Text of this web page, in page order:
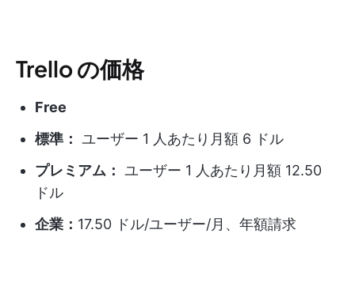
Trello の価格
Free
標準： ユーザー 1 人あたり月額 6 ドル
プレミアム： ユーザー 1 人あたり月額 12.50
ドル
企業： 17.50 ドル/ユーザー/月、年額請求